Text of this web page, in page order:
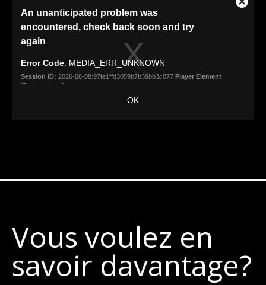
Vous voulez en
savoir davantage?